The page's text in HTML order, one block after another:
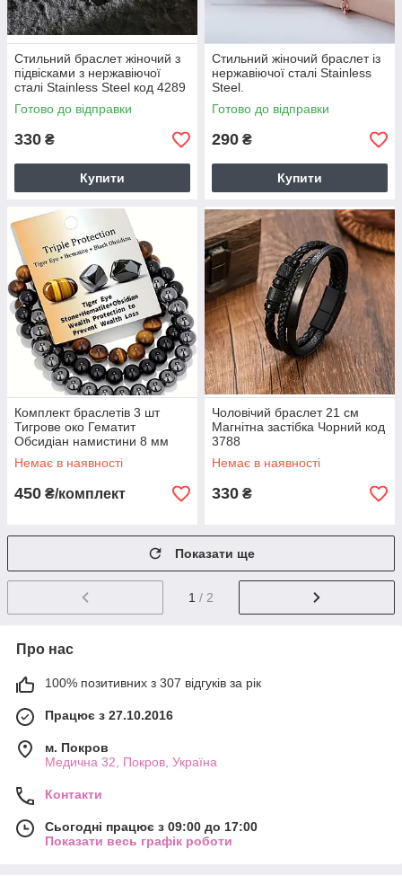
Стильний браслет жіночий з
підвісками з нержавіючої
сталі Stainless Steel код 4289
Готово до відправки
330 ₴
Купити
Стильний жіночий браслет із
нержавіючої сталі Stainless
Steel.
Готово до відправки
290 ₴
Купити
Комплект браслетів 3 шт
Тигрове око Гематит
Обсидіан намистини 8 мм
код 6645
Немає в наявності
450 ₴/комплект
Чоловічий браслет 21 см
Магнітна застібка Чорний код
3788
Немає в наявності
330 ₴
Показати ще
1 / 2
Про нас
100% позитивних з 307 відгуків за рік
Працює з 27.10.2016
м. Покров
Медична 32, Покров, Україна
Контакти
Сьогодні працює з 09:00 до 17:00
Показати весь графік роботи